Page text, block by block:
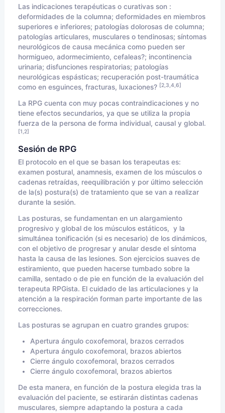
Las indicaciones terapéuticas o curativas son :
deformidades de la columna; deformidades en miembros
superiores e inferiores; patologías dolorosas de columna;
patologías articulares, musculares o tendinosas; síntomas
neurológicos de causa mecánica como pueden ser
hormigueo, adormecimiento, cefaleas?; incontinencia
urinaria; disfunciones respiratorias; patologías
neurológicas espásticas; recuperación post-traumática
como en esguinces, fracturas, luxaciones? [2,3,4,6]
La RPG cuenta con muy pocas contraindicaciones y no
tiene efectos secundarios, ya que se utiliza la propia
fuerza de la persona de forma individual, causal y global.
[1,2]
Sesión de RPG
El protocolo en el que se basan los terapeutas es:
examen postural, anamnesis, examen de los músculos o
cadenas retraídas, reequilibración y por último selección
de la(s) postura(s) de tratamiento que se van a realizar
durante la sesión.
Las posturas, se fundamentan en un alargamiento
progresivo y global de los músculos estáticos, y la
simultánea tonificación (si es necesario) de los dinámicos,
con el objetivo de progresar y anular desde el síntoma
hasta la causa de las lesiones. Son ejercicios suaves de
estiramiento, que pueden hacerse tumbado sobre la
camilla, sentado o de pie en función de la evaluación del
terapeuta RPGista. El cuidado de las articulaciones y la
atención a la respiración forman parte importante de las
correcciones.
Las posturas se agrupan en cuatro grandes grupos:
Apertura ángulo coxofemoral, brazos cerrados
Apertura ángulo coxofemoral, brazos abiertos
Cierre ángulo coxofemoral, brazos cerrados
Cierre ángulo coxofemoral, brazos abiertos
De esta manera, en función de la postura elegida tras la
evaluación del paciente, se estirarán distintas cadenas
musculares, siempre adaptando la postura a cada